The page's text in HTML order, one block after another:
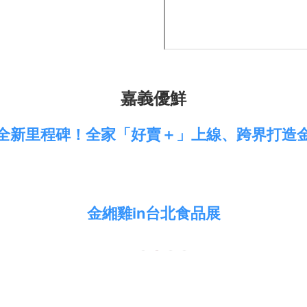
嘉義優鮮
新里程碑！全家「好賣＋」上線、跨界打造
金緗雞in台北食品展